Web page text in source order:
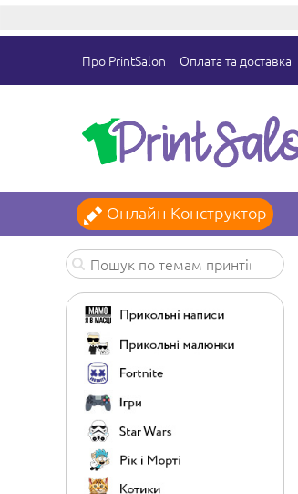
Про PrintSalon Оплата та доставка
Онлайн Конструктор